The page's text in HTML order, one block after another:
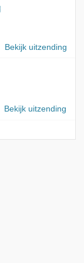
Bekijk uitzending
Bekijk uitzending